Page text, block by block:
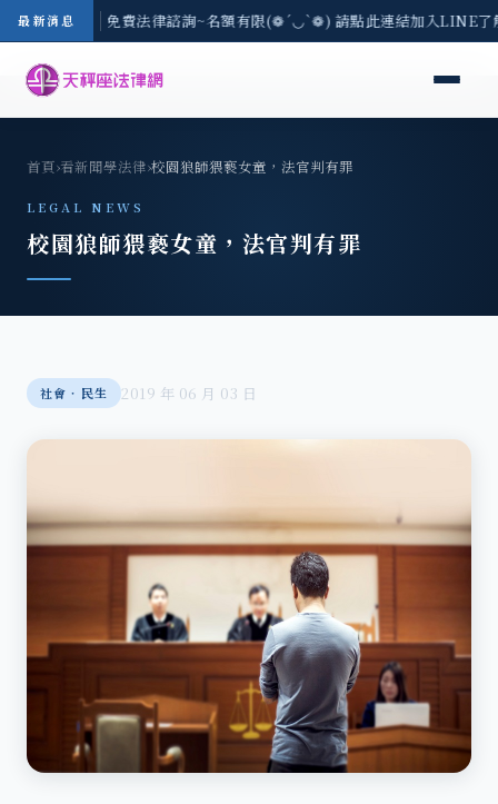
最新消息
-8/3(一) 現場免費法律諮詢~名額有限(❁´◡`❁) 請點此連結加入LINE
首頁›看新聞學法律›校園狼師猥褻女童，法官判有罪
LEGAL NEWS
校園狼師猥褻女童，法官判有罪
社會‧民生 2019 年 06 月 03 日